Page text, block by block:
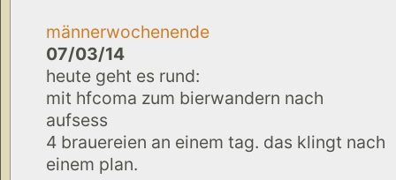
männerwochenende
07/03/14
heute geht es rund:
mit hfcoma zum bierwandern nach
aufsess
4 brauereien an einem tag. das klingt nach
einem plan.